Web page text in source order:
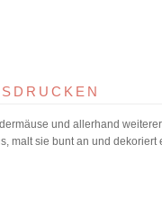
und allerhand
malt sie bunt an und